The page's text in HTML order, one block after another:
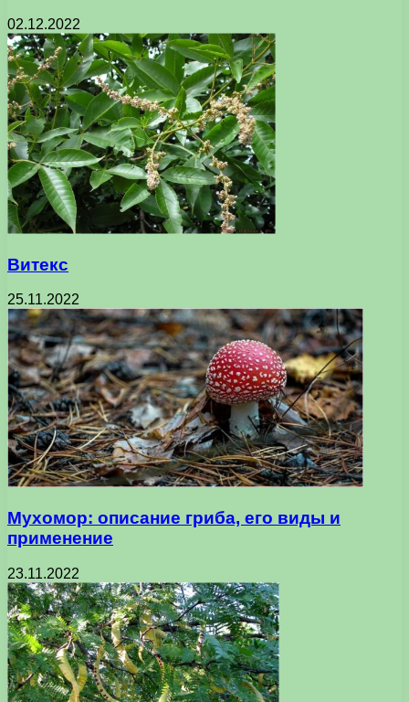
02.12.2022
Витекс
25.11.2022
Мухомор: описание гриба, его виды и
применение
23.11.2022